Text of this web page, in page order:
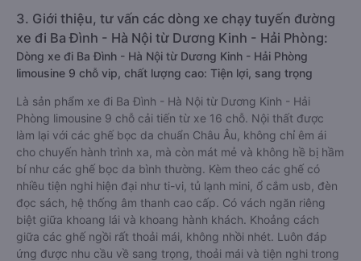
3. Giới thiệu, tư vấn các dòng xe chạy tuyến đường
xe đi Ba Đình - Hà Nội từ Dương Kinh - Hải Phòng:
Dòng xe đi Ba Đình - Hà Nội từ Dương Kinh - Hải Phòng
limousine 9 chỗ vip, chất lượng cao: Tiện lợi, sang trọng
Là sản phẩm xe đi Ba Đình - Hà Nội từ Dương Kinh - Hải
Phòng limousine 9 chỗ cải tiến từ xe 16 chỗ. Nội thất được
làm lại với các ghế bọc da chuẩn Châu Âu, không chỉ êm ái
cho chuyến hành trình xa, mà còn mát mẻ và không hề bị hầm
bí như các ghế bọc da bình thường. Kèm theo các ghế có
nhiều tiện nghi hiện đại như ti-vi, tủ lạnh mini, ổ cắm usb, đèn
đọc sách, hệ thống âm thanh cao cấp. Có vách ngăn riêng
biệt giữa khoang lái và khoang hành khách. Khoảng cách
giữa các ghế ngồi rất thoải mái, không nhồi nhét. Luôn đáp
ứng được nhu cầu về sang trọng, thoải mái và tiện nghi trong